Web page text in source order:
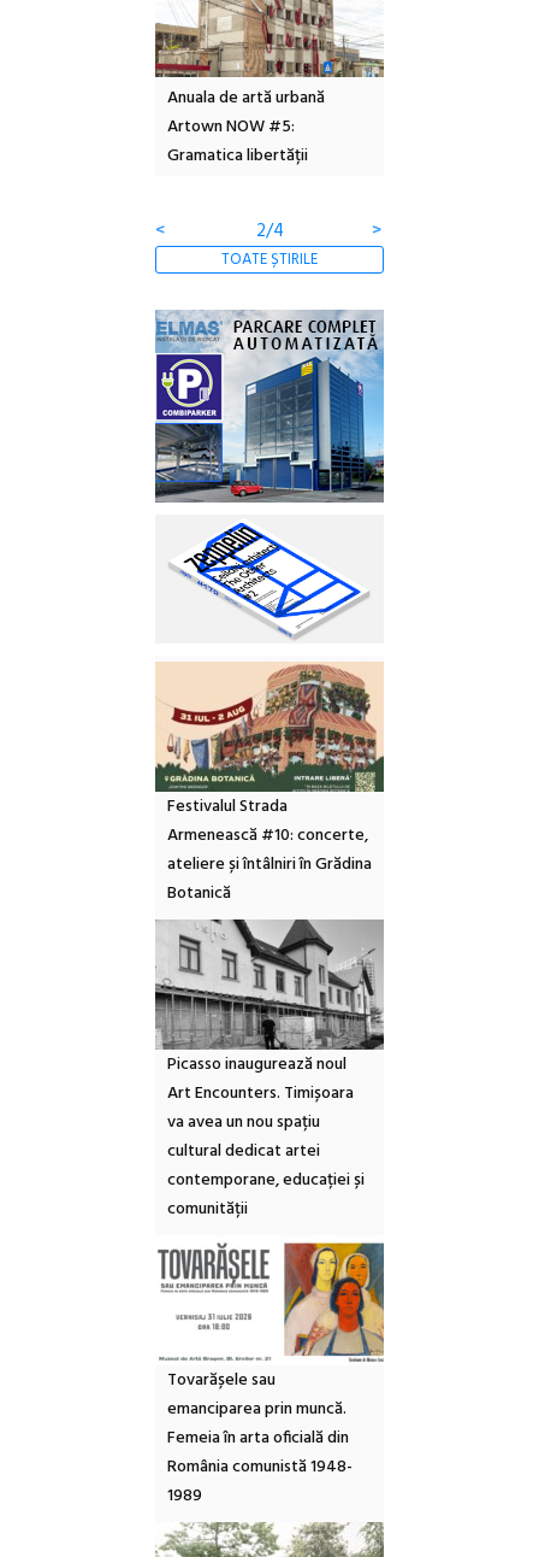
Anuala de artă urbană
Artown NOW #5:
Gramatica libertății
< 2/4 >
TOATE ȘTIRILE
Festivalul Strada
Armenească #10: concerte,
ateliere și întâlniri în Grădina
Botanică
Picasso inaugurează noul
Art Encounters. Timișoara
va avea un nou spațiu
cultural dedicat artei
contemporane, educației și
comunității
Tovarășele sau
emanciparea prin muncă.
Femeia în arta oficială din
România comunistă 1948-
1989